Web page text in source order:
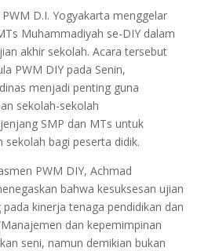
D.I. Yogyakarta menggelar
Muhammadiyah se-DIY dalam
akhir sekolah. Acara tersebut
PWM DIY pada Senin,
menjadi penting guna
sekolah-sekolah
SMP dan MTs untuk
sekolah bagi peserta didik.
PWM DIY, Achmad
bahwa kesuksesan ujian
kinerja tenaga pendidikan dan
dan kepemimpinan
seni, namun demikian bukan